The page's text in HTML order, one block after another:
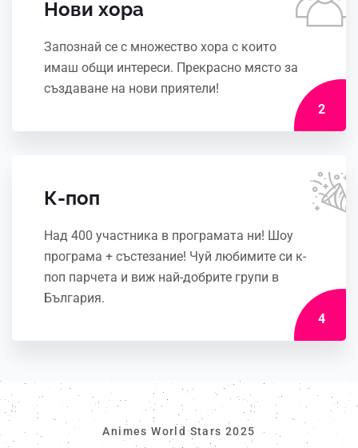
Нови хора
Запознай се с множество хора с които
имаш общи интереси. Прекрасно място за
създаване на нови приятели!
2
К-поп
Над 400 участника в програмата ни! Шоу
програма + състезание! Чуй любимите си к-
поп парчета и виж най-добрите групи в
България.
4
Animes World Stars 2025